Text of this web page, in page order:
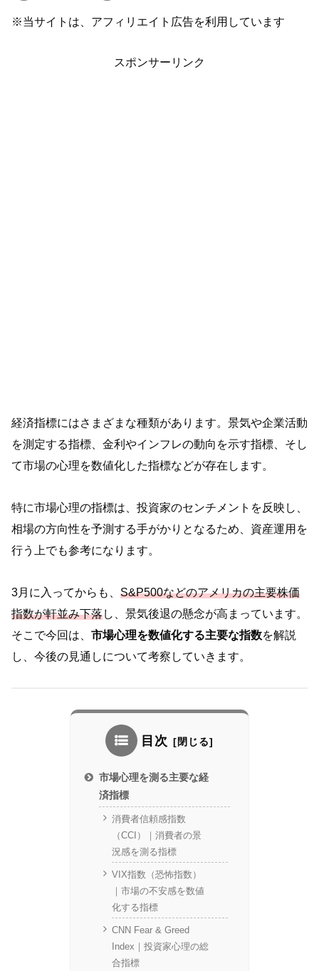
※当サイトは、アフィリエイト広告を利用しています
スポンサーリンク
経済指標にはさまざまな種類があります。景気や企業活動
を測定する指標、金利やインフレの動向を示す指標、そし
て市場の心理を数値化した指標などが存在します。
特に市場心理の指標は、投資家のセンチメントを反映し、
相場の方向性を予測する手がかりとなるため、資産運用を
行う上でも参考になります。
3月に入ってからも、 S&P500などのアメリカの主要株価
指数が軒並み下落し、景気後退の懸念が高まっています。
そこで今回は、 市場心理を数値化する主要な指数を解説
し、今後の見通しについて考察していきます。
目次
市場心理を測る主要な経
済指標
消費者信頼感指数
（CCI）｜消費者の景
況感を測る指標
VIX指数（恐怖指数）
｜市場の不安感を数値
化する指標
CNN Fear & Greed
Index｜投資家心理の総
合指標